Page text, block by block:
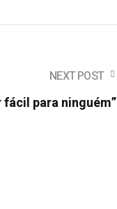
NEXT POST
para ninguém”